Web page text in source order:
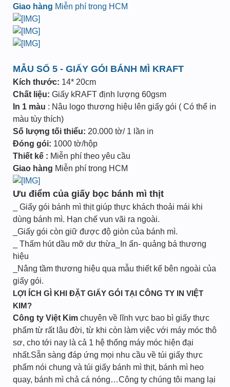
Giao hàng Miễn phí trong HCM
MẪU SỐ 5 - GIẤY GÓI BÁNH MÌ KRAFT
Kích thước: 14* 20cm
Chất liệu: Giấy kRAFT định lượng 60gsm
In 1 màu : Nâu logo thương hiệu lên giấy gói ( Có thể in
màu tùy thích)
Số lượng tối thiểu: 20.000 tờ/ 1 lần in
Đóng gói: 1000 tờ/hộp
Thiết kế : Miễn phí theo yêu cầu
Giao hàng Miễn phí trong HCM
Ưu điểm của giấy bọc bánh mì thịt
_ Giấy gói bánh mì thịt giúp thực khách thoải mái khi
dùng bánh mì. Hạn chế vun vãi ra ngoài.
_Giấy gói còn giữ được độ giòn của bánh mì.
_ Thấm hút dầu mỡ dư thừa_In ấn- quảng bá thương
hiệu
_Nâng tầm thương hiệu qua mẫu thiết kế bên ngoài của
giấy gói.
LỢI ÍCH GÌ KHI ĐẶT GIẤY GÓI TẠI CÔNG TY IN VIỆT
KIM?
Công ty Việt Kim chuyên về lĩnh vực bao bì giấy thực
phẩm từ rất lâu đời, từ khi còn làm việc với máy móc thô
sơ, cho tới nay là cả 1 hệ thống máy móc hiện đại
nhất.Sẵn sàng đáp ứng mọi nhu cầu về túi giấy thực
phẩm nói chung và túi giấy bánh mì thịt, bánh mì heo
quay, bánh mì chả cá nóng…Công ty chúng tôi mang lại